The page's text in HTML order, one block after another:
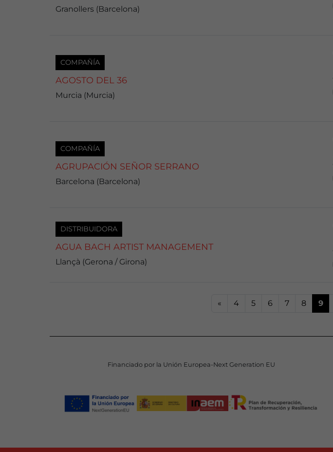
Granollers (Barcelona)
COMPAÑÍA
AGOSTO DEL 36
Murcia (Murcia)
COMPAÑÍA
AGRUPACIÓN SEÑOR SERRANO
Barcelona (Barcelona)
DISTRIBUIDORA
AGUA BACH ARTIST MANAGEMENT
Llançà (Gerona / Girona)
« 4 5 6 7 8 9
Financiado por la Unión Europea-Next Generation EU